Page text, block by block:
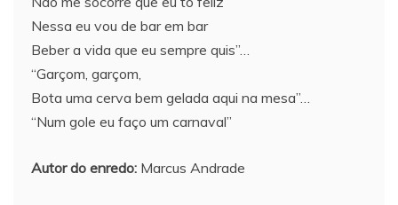
Nessa eu vou de bar em bar
Beber a vida que eu sempre quis”…
“Garçom, garçom,
Bota uma cerva bem gelada aqui na mesa”…
“Num gole eu faço um carnaval”
Autor do enredo: Marcus Andrade